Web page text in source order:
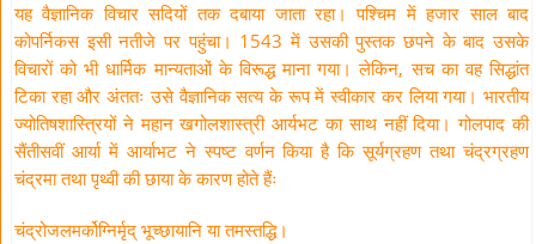
यह वैज्ञानिक विचार सदियों तक दबाया जाता रहा। पश्चिम में हजार साल बाद
कोपर्निकस इसी नतीजे पर पहुंचा। 1543 में उसकी पुस्तक छपने के बाद उसके
विचारों को भी धार्मिक मान्यताओं के विरूद्ध माना गया। लेकिन, सच का वह सिद्धांत
टिका रहा और अंततः उसे वैज्ञानिक सत्य के रूप में स्वीकार कर लिया गया। भारतीय
ज्योतिषशास्त्रियों ने महान खगोलशास्त्री आर्यभट का साथ नहीं दिया। गोलपाद की
सैंतीसवीं आर्या में आर्याभट ने स्पष्ट वर्णन किया है कि सूर्यग्रहण तथा चंद्रग्रहण
चंद्रमा तथा पृथ्वी की छाया के कारण होते हैंः
चंद्रोजलमर्कोग्निर्मृद् भूच्छायानि या तमस्तद्धि।